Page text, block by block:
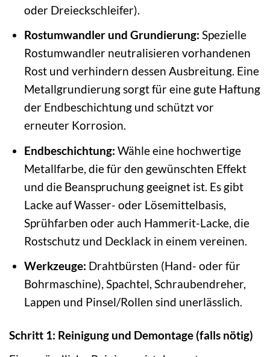
oder Dreieckschleifer).
Rostumwandler und Grundierung: Spezielle
Rostumwandler neutralisieren vorhandenen
Rost und verhindern dessen Ausbreitung. Eine
Metallgrundierung sorgt für eine gute Haftung
der Endbeschichtung und schützt vor
erneuter Korrosion.
Endbeschichtung: Wähle eine hochwertige
Metallfarbe, die für den gewünschten Effekt
und die Beanspruchung geeignet ist. Es gibt
Lacke auf Wasser- oder Lösemittelbasis,
Sprühfarben oder auch Hammerit-Lacke, die
Rostschutz und Decklack in einem vereinen.
Werkzeuge: Drahtbürsten (Hand- oder für
Bohrmaschine), Spachtel, Schraubendreher,
Lappen und Pinsel/Rollen sind unerlässlich.
Schritt 1: Reinigung und Demontage (falls nötig)